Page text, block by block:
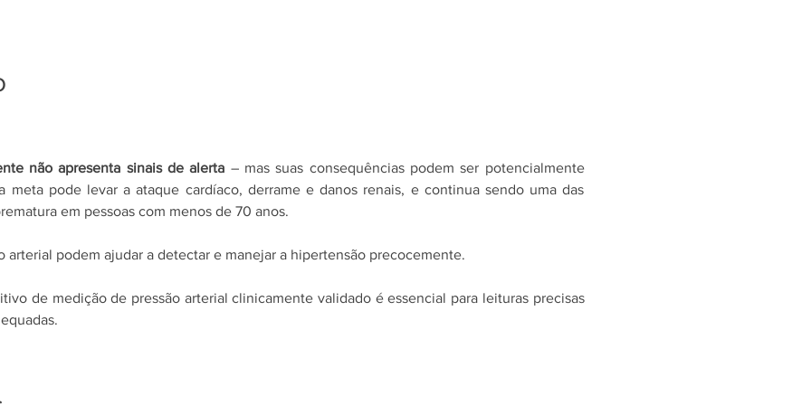
não apresenta sinais de alerta – mas suas consequências podem ser potencialmente
meta pode levar a ataque cardíaco, derrame e danos renais, e continua sendo uma das
em pessoas com menos de 70 anos.
arterial podem ajudar a detectar e manejar a hipertensão precocemente.
de medição de pressão arterial clinicamente validado é essencial para leituras precisas